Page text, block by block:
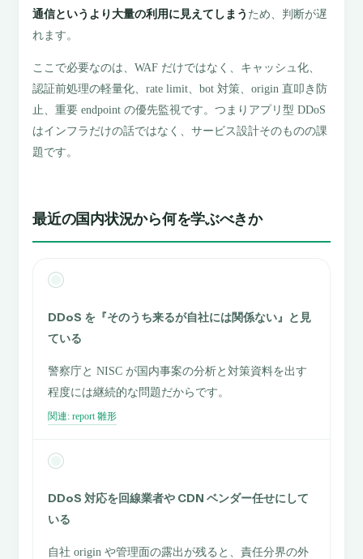
通信というより大量の利用に見えてしまう ため、判断が遅
れます。
ここで必要なのは、WAF だけではなく、キャッシュ化、
認証前処理の軽量化、rate limit、bot 対策、origin 直叩き防
止、重要 endpoint の優先監視です。つまりアプリ型 DDoS
はインフラだけの話ではなく、サービス設計そのものの課
題です。
最近の国内状況から何を学ぶべきか
DDoS を『そのうち来るが自社には関係ない』と見
ている
警察庁と NISC が国内事案の分析と対策資料を出す
程度には継続的な問題だからです。
関連: report 雛形
DDoS 対応を回線業者や CDN ベンダー任せにして
いる
自社 origin や管理面の露出が残ると、責任分界の外